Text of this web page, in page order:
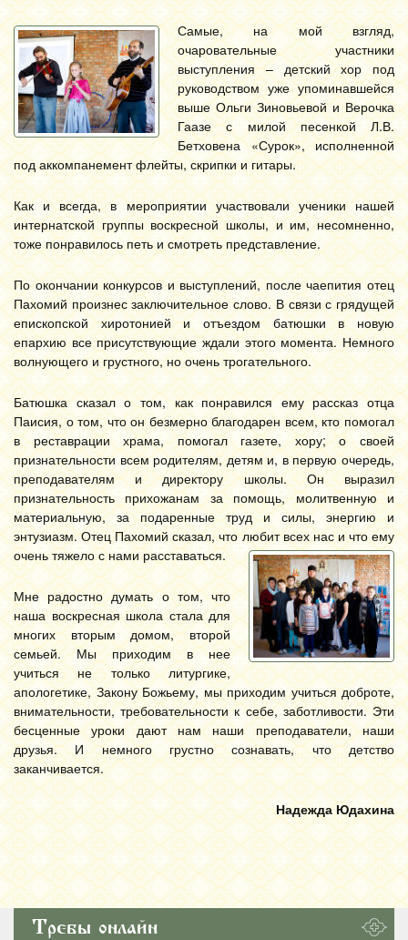
Самые, на мой взгляд,
очаровательные участники
выступления – детский хор под
руководством уже упоминавшейся
выше Ольги Зиновьевой и Верочка
Гаазе с милой песенкой Л.В.
Бетховена «Сурок», исполненной
под аккомпанемент флейты, скрипки и гитары.
Как и всегда, в мероприятии участвовали ученики нашей
интернатской группы воскресной школы, и им, несомненно,
тоже понравилось петь и смотреть представление.
По окончании конкурсов и выступлений, после чаепития отец
Пахомий произнес заключительное слово. В связи с грядущей
епископской хиротонией и отъездом батюшки в новую
епархию все присутствующие ждали этого момента. Немного
волнующего и грустного, но очень трогательного.
Батюшка сказал о том, как понравился ему рассказ отца
Паисия, о том, что он безмерно благодарен всем, кто помогал
в реставрации храма, помогал газете, хору; о своей
признательности всем родителям, детям и, в первую очередь,
преподавателям и директору школы. Он выразил
признательность прихожанам за помощь, молитвенную и
материальную, за подаренные труд и силы, энергию и
энтузиазм. Отец Пахомий сказал, что любит всех нас и что ему
очень тяжело с нами расставаться.
Мне радостно думать о том, что
наша воскресная школа стала для
многих вторым домом, второй
семьей. Мы приходим в нее
учиться не только литургике,
апологетике, Закону Божьему, мы приходим учиться доброте,
внимательности, требовательности к себе, заботливости. Эти
бесценные уроки дают нам наши преподаватели, наши
друзья. И немного грустно сознавать, что детство
заканчивается.
Надежда Юдахина
Требы онлайн